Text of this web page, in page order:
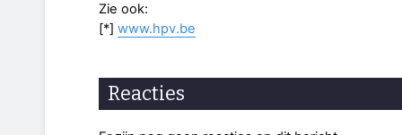
Zie ook:
[*] www.hpv.be
Reacties